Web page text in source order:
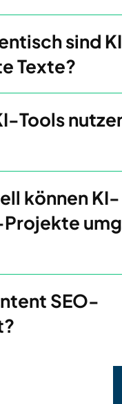
sind
Texte?
Tools
können KI-
SEO-